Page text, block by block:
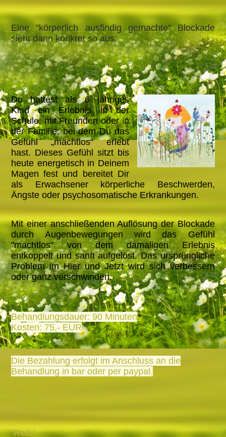
Eine "körperlich ausfindig gemachte" Blockade
sieht dann konkret so aus:
Du hattest als 6 jähriges
Kind ein Erlebnis in der
Schule, mit Freunden oder in
der Familie, bei dem Du das
Gefühl „machtlos“ erlebt
hast. Dieses Gefühl sitzt bis
heute energetisch in Deinem
Magen fest und bereitet Dir
als Erwachsener körperliche Beschwerden,
Ängste oder psychosomatische Erkrankungen.
Mit einer anschließenden Auflösung der Blockade
durch Augenbewegungen wird das Gefühl
"machtlos" von dem damaligen Erlebnis
entkoppelt und sanft aufgelöst. Das ursprüngliche
Problem im Hier und Jetzt wird sich verbessern
oder ganz verschwinden.
Behandlungsdauer: 90 Minuten
Kosten: 75,- EUR
Die Bezahlung erfolgt im Anschluss an die
Behandlung in bar oder per paypal.
Reiki